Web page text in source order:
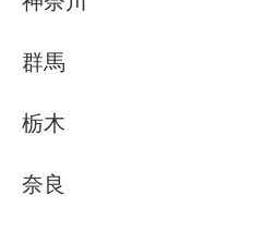
群馬
栃木
奈良